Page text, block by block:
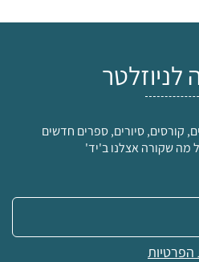
קורסים, סיורים, ספרים חדשים
מה שקורה אצלנו ב'יד'
הפרטיות